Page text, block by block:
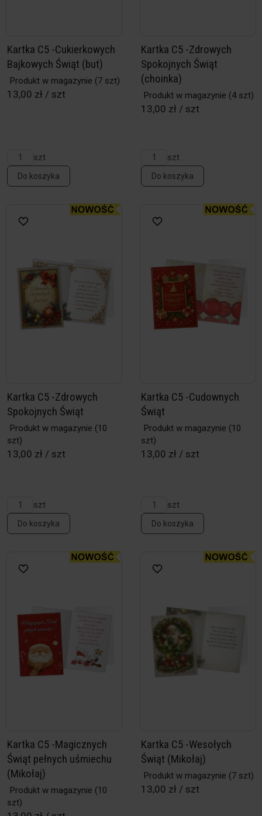
Kartka C5 -Cukierkowych
Bajkowych Świąt (but)
Produkt w magazynie (7 szt)
13,00 zł / szt
szt
Do koszyka
Kartka C5 -Zdrowych
Spokojnych Świąt
(choinka)
Produkt w magazynie (4 szt)
13,00 zł / szt
szt
Do koszyka
Kartka C5 -Zdrowych
Spokojnych Świąt
Produkt w magazynie (10
szt)
13,00 zł / szt
szt
Do koszyka
Kartka C5 -Cudownych
Świąt
Produkt w magazynie (10
szt)
13,00 zł / szt
szt
Do koszyka
Kartka C5 -Magicznych
Świąt pełnych uśmiechu
(Mikołaj)
Produkt w magazynie (10
szt)
Kartka C5 -Wesołych
Świąt (Mikołaj)
Produkt w magazynie (7 szt)
13,00 zł / szt